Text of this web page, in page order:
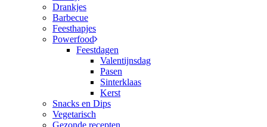
Drankjes
Barbecue
Feesthapjes
Powerfood
Feestdagen
Valentijnsdag
Pasen
Sinterklaas
Kerst
Snacks en Dips
Vegetarisch
Gezonde recepten